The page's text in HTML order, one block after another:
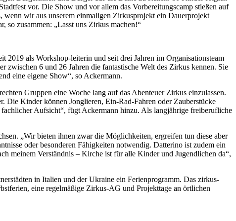
vor. Die Show und vor allem das Vorbereitungscamp stießen auf
wenn wir aus unserem einmaligen Zirkusprojekt ein Dauerprojekt
so zusammen: „Lasst uns Zirkus machen!“
2019 als Workshop-leiterin und seit drei Jahren im Organisationsteam
6 und 26 Jahren die fantastische Welt des Zirkus kennen. Sie
eine eigene Show“, so Ackermann.
Gruppen eine Woche lang auf das Abenteuer Zirkus einzulassen.
Die Kinder können Jonglieren, Ein-Rad-Fahren oder Zauberstücke
Aufsicht“, fügt Ackermann hinzu. Als langjährige freiberufliche
„Wir bieten ihnen zwar die Möglichkeiten, ergreifen tun diese aber
oder besonderen Fähigkeiten notwendig. Datterino ist zudem ein
meinem Verständnis – Kirche ist für alle Kinder und Jugendlichen da“,
in Italien und der Ukraine ein Ferienprogramm. Das zirkus-
eine regelmäßige Zirkus-AG und Projekttage an örtlichen